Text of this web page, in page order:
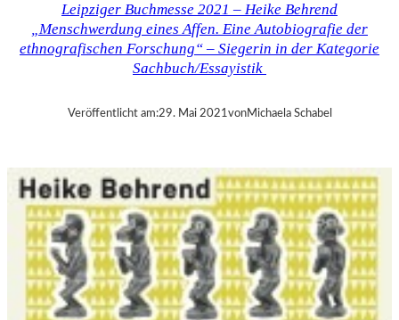
Leipziger Buchmesse 2021 – Heike Behrend
„Menschwerdung eines Affen. Eine Autobiografie der
ethnografischen Forschung“ – Siegerin in der Kategorie
Sachbuch/Essayistik
Veröffentlicht am:29. Mai 2021vonMichaela Schabel